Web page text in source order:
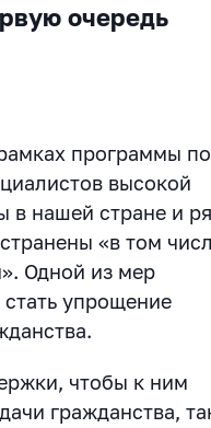
очередь
программы по
высокой
в нашей стране и
«в том
Одной из мер
упрощение
чтобы к ним
гражданства,